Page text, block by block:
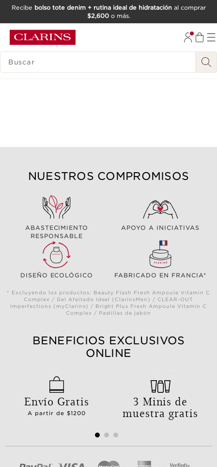
IR AL PIE DE PÁGINA
Recibe bolso tote denim + rutina ideal de hidrataciónal comprar
$2,600o más.
BUSCAR
NUESTROS COMPROMISOS
ABASTECIMIENTO
RESPONSABLE
APOYO A INICIATIVAS
DISEÑO ECOLÓGICO FABRICADO EN FRANCIA*
* Excluyendo los productos: Beauty Flash Fresh Ampoule Vitamin C
Complex / Gel Afeitado Ideal (ClarinsMen) / CLEAR-OUT
Imperfections (myClarins) / Bright Plus Fresh Ampoule Vitamin C
Complex / Pastillas de jabón
BENEFICIOS EXCLUSIVOS
ONLINE
Envío Gratis
A partir de $1200
3 Minis de
muestra gratis